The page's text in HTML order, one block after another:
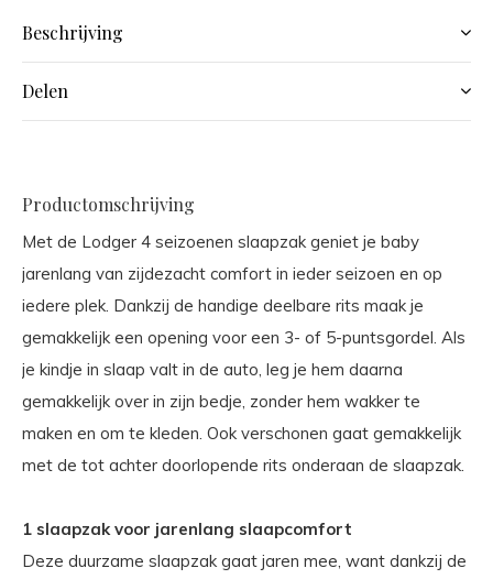
Beschrijving
Delen
Productomschrijving
Met de Lodger 4 seizoenen slaapzak geniet je baby
jarenlang van zijdezacht comfort in ieder seizoen en op
iedere plek. Dankzij de handige deelbare rits maak je
gemakkelijk een opening voor een 3- of 5-puntsgordel. Als
je kindje in slaap valt in de auto, leg je hem daarna
gemakkelijk over in zijn bedje, zonder hem wakker te
maken en om te kleden. Ook verschonen gaat gemakkelijk
met de tot achter doorlopende rits onderaan de slaapzak.
1 slaapzak voor jarenlang slaapcomfort
Deze duurzame slaapzak gaat jaren mee, want dankzij de